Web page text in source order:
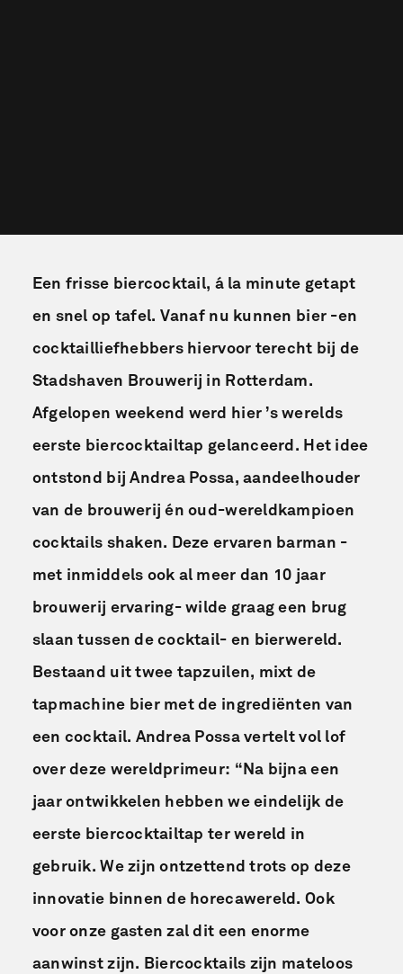
Een frisse biercocktail, á la minute getapt
en snel op tafel. Vanaf nu kunnen bier -en
cocktailliefhebbers hiervoor terecht bij de
Stadshaven Brouwerij in Rotterdam.
Afgelopen weekend werd hier ’s werelds
eerste biercocktailtap gelanceerd. Het idee
ontstond bij Andrea Possa, aandeelhouder
van de brouwerij én oud-wereldkampioen
cocktails shaken. Deze ervaren barman -
met inmiddels ook al meer dan 10 jaar
brouwerij ervaring- wilde graag een brug
slaan tussen de cocktail- en bierwereld.
Bestaand uit twee tapzuilen, mixt de
tapmachine bier met de ingrediënten van
een cocktail. Andrea Possa vertelt vol lof
over deze wereldprimeur: “Na bijna een
jaar ontwikkelen hebben we eindelijk de
eerste biercocktailtap ter wereld in
gebruik. We zijn ontzettend trots op deze
innovatie binnen de horecawereld. Ook
voor onze gasten zal dit een enorme
aanwinst zijn. Biercocktails zijn mateloos